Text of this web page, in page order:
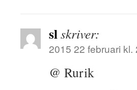
slskriver:
2015 22 februari kl.
@ Rurik